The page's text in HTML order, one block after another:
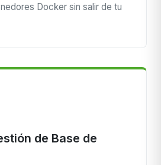
Docker sin salir de tu
de Base de